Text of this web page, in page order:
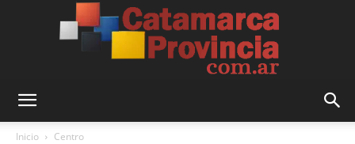
Inicio Centro